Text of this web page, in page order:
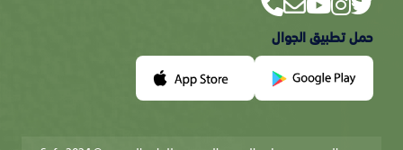
حمل تطبيق الجوال